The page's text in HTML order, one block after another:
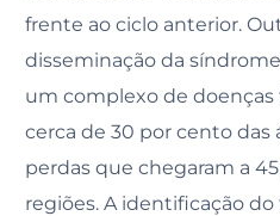
frente ao ciclo anterior.
disseminação da
um complexo de
cerca de 30 por cento das
perdas que chegaram a
regiões. A identificação